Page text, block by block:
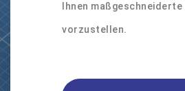
Ihnen maßgeschneiderte
vorzustellen.